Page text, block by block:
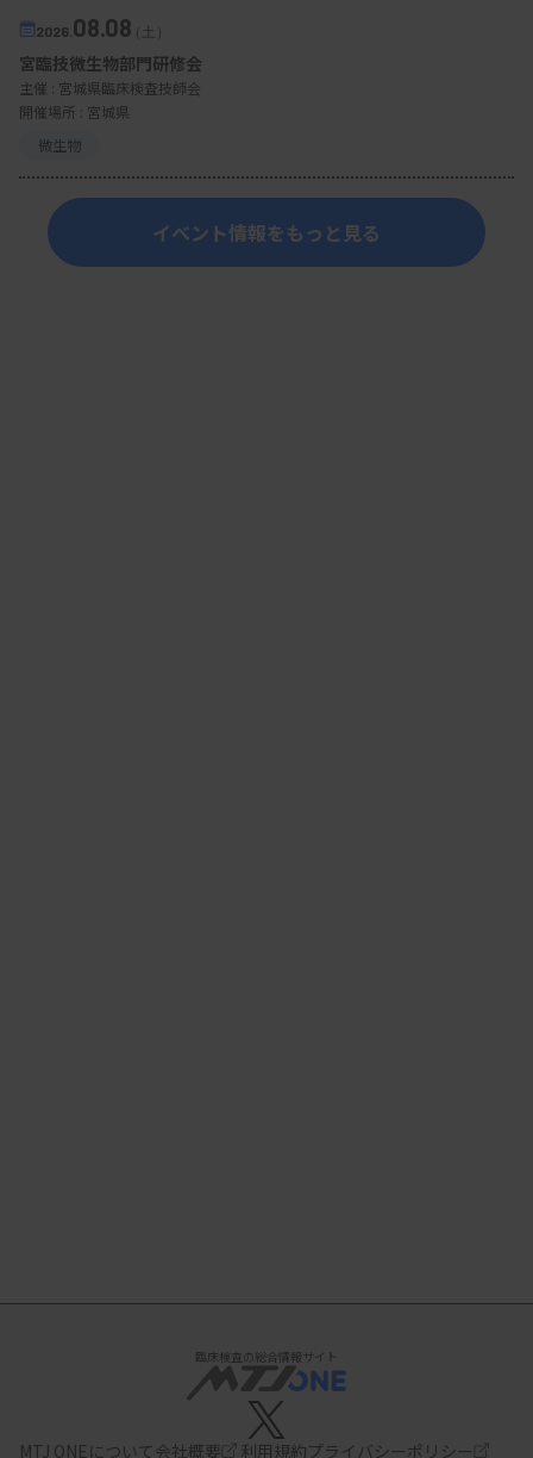
2026. 08.08（土）
宮臨技微生物部門研修会
主催 : 宮城県臨床検査技師会
開催場所 : 宮城県
微生物
イベント情報をもっと見る
臨床検査の総合情報サイト
MTJ ONEについて会社概要 利用規約プライバシーポリシー